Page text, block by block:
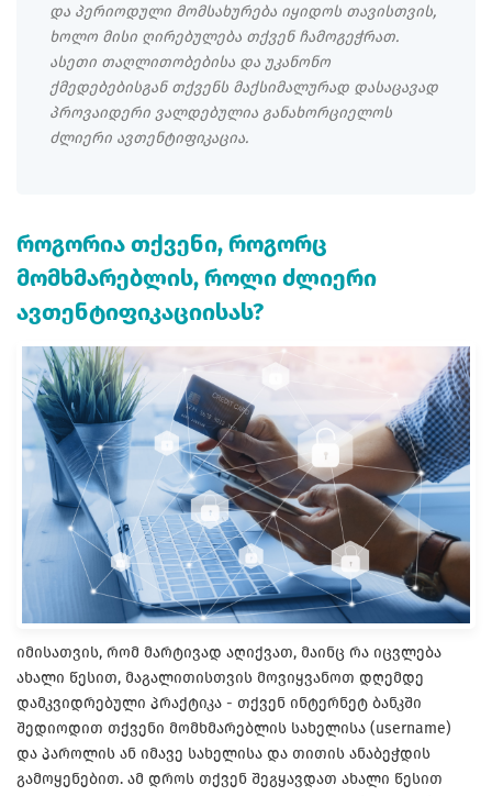
და პერიოდული მომსახურება იყიდოს თავისთვის,
ხოლო მისი ღირებულება თქვენ ჩამოგეჭრათ.
ასეთი თაღლითობებისა და უკანონო
ქმედებებისგან თქვენს მაქსიმალურად დასაცავად
პროვაიდერი ვალდებულია განახორციელოს
ძლიერი ავთენტიფიკაცია.
როგორია თქვენი, როგორც
მომხმარებლის, როლი ძლიერი
ავთენტიფიკაციისას?
იმისათვის, რომ მარტივად აღიქვათ, მაინც რა იცვლება
ახალი წესით, მაგალითისთვის მოვიყვანოთ დღემდე
დამკვიდრებული პრაქტიკა - თქვენ ინტერნეტ ბანკში
შედიოდით თქვენი მომხმარებლის სახელისა (username)
და პაროლის ან იმავე სახელისა და თითის ანაბეჭდის
გამოყენებით. ამ დროს თქვენ შეგყავდათ ახალი წესით